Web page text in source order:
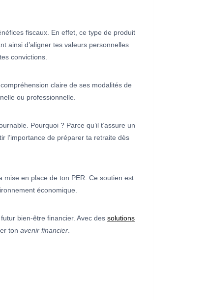
fiscaux. En effet, ce type de produit
ainsi d’aligner tes valeurs personnelles
convictions.
claire de ses modalités de
ou professionnelle.
Pourquoi ? Parce qu’il t’assure un
l’importance de préparer ta retraite dès
mise en place de ton PER. Ce soutien est
économique.
bien-être financier. Avec des solutions
ton avenir financier.